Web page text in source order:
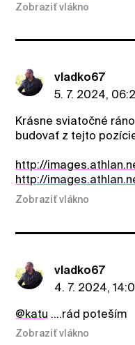
Zobraziť vlákno
vladko67
5. 7. 2024,
Krásne sviatočné
budovať z tejto
http://
http://
Zobraziť vlákno
vladko67
4. 7. 2024,
@katu ....rád poteším
Zobraziť vlákno